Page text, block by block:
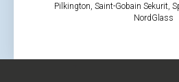
Pilkington, Saint-Gobain Sekurit,
NordGlass